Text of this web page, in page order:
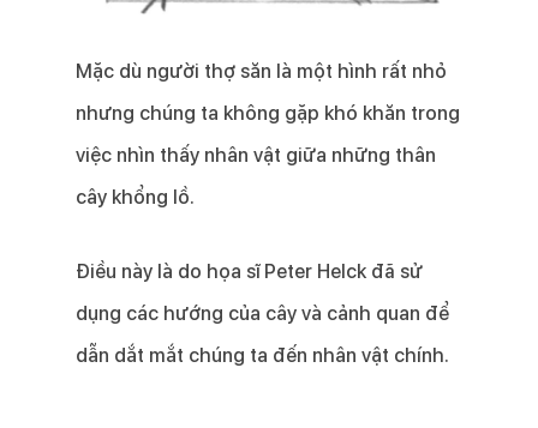
Mặc dù người thợ săn là một hình rất nhỏ
nhưng chúng ta không gặp khó khăn trong
việc nhìn thấy nhân vật giữa những thân
cây khổng lồ.
Điều này là do họa sĩ Peter Helck đã sử
dụng các hướng của cây và cảnh quan để
dẫn dắt mắt chúng ta đến nhân vật chính.